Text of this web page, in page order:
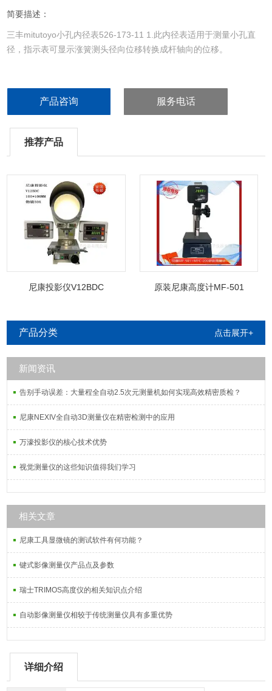
简要描述：
三丰mitutoyo小孔内径表526-173-11 1.此内径表适用于测量小孔直
径，指示表可显示涨簧测头径向位移转换成杆轴向的位移。
3.台架选件215-120-10 可有的测量多个小孔
产品咨询 服务电话
推荐产品
尼康投影仪V12BDC 原装尼康高度计MF-501
产品分类 点击展开+
新闻资讯
告别手动误差：大量程全自动2.5次元测量机如何实现高效精密质检？
尼康NEXIV全自动3D测量仪在精密检测中的应用
万濠投影仪的核心技术优势
视觉测量仪的这些知识值得我们学习
相关文章
尼康工具显微镜的测试软件有何功能？
键式影像测量仪产品点及参数
瑞士TRIMOS高度仪的相关知识点介绍
自动影像测量仪相较于传统测量仪具有多重优势
详细介绍